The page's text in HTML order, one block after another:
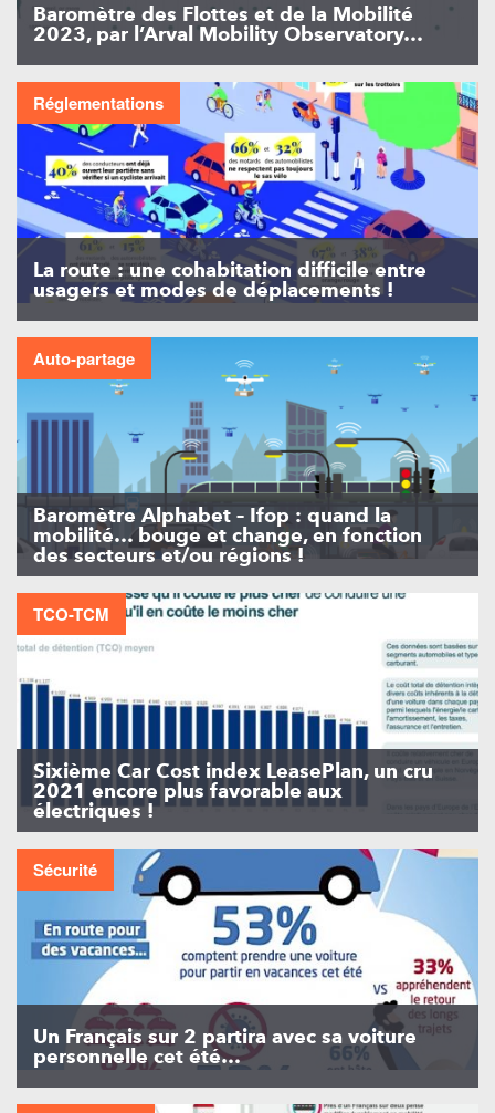
Baromètre des Flottes et de la Mobilité
2023, par l’Arval Mobility Observatory…
Réglementations
La route : une cohabitation difficile entre
usagers et modes de déplacements !
Auto-partage
Baromètre Alphabet – Ifop : quand la
mobilité… bouge et change, en fonction
des secteurs et/ou régions !
TCO-TCM
Sixième Car Cost index LeasePlan, un cru
2021 encore plus favorable aux
électriques !
Sécurité
Un Français sur 2 partira avec sa voiture
personnelle cet été…